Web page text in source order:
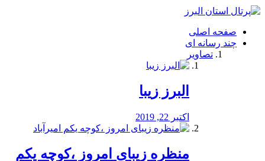
فصد
شرق
تهران
خشکشویی
صفحه اصلی
چند رسانه ای
تصاویر
البرز زیبا
اکتبر 22, 2019
منظره‌‌ زیبای امروز ،کوچه یکم